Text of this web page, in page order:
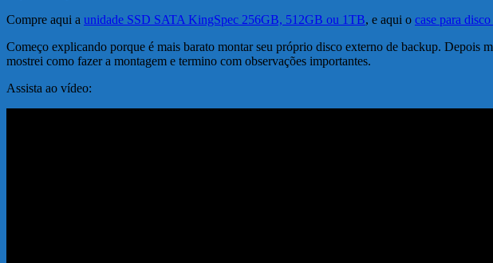
Compre aqui a unidade SSD SATA KingSpec 256GB, 512GB ou 1TB, e aqui o case para
Começo explicando porque é mais barato montar seu próprio disco externo de backup.
mostrei como fazer a montagem e termino com observações importantes.
Assista ao vídeo: